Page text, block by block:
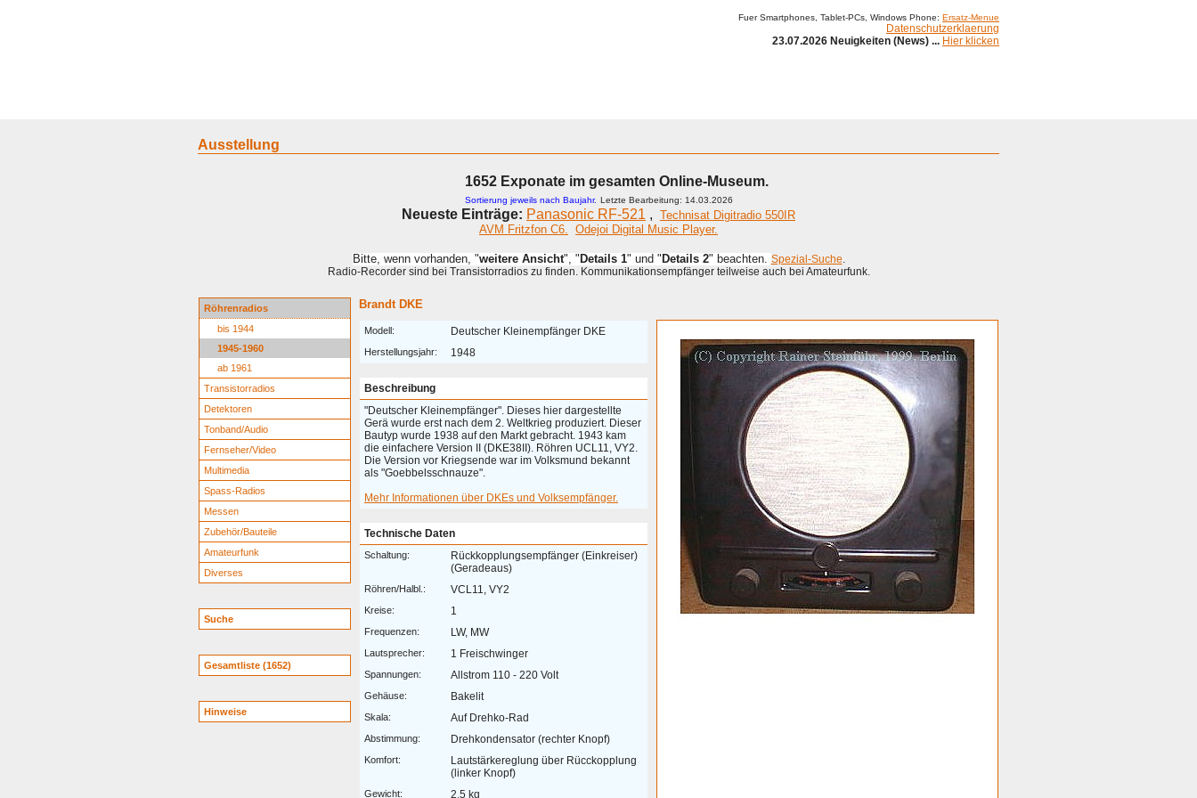
Fuer Smartphones, Tablet-PCs, Windows Phone: Ersatz-Menue
Datenschutzerklaerung
23.07.2026 Neuigkeiten (News) ... Hier klicken
Ausstellung
1652 Exponate im gesamten Online-Museum.
Sortierung jeweils nach Baujahr. Letzte Bearbeitung: 14.03.2026
Neueste Einträge: Panasonic RF-521 , Technisat Digitradio 550IR
AVM Fritzfon C6. Odejoi Digital Music Player.
Bitte, wenn vorhanden, "weitere Ansicht", " Details 1" und " Details 2" beachten. Spezial-Suche.
Radio-Recorder sind bei Transistorradios zu finden. Kommunikationsempfänger teilweise auch bei Amateurfunk.
Röhrenradios
bis 1944
1945-1960
ab 1961
Transistorradios
Detektoren
Tonband/Audio
Fernseher/Video
Multimedia
Spass-Radios
Messen
Zubehör/Bauteile
Amateurfunk
Diverses
Suche
Gesamtliste (1652)
Hinweise
Brandt DKE
Modell: Deutscher Kleinempfänger DKE
Herstellungsjahr: 1948
Beschreibung
"Deutscher Kleinempfänger". Dieses hier dargestellte
Gerä wurde erst nach dem 2. Weltkrieg produziert. Dieser
Bautyp wurde 1938 auf den Markt gebracht. 1943 kam
die einfachere Version II (DKE38II). Röhren UCL11, VY2.
Die Version vor Kriegsende war im Volksmund bekannt
als "Goebbelsschnauze".
Mehr Informationen über DKEs und Volksempfänger.
Technische Daten
Schaltung:
Rückkopplungsempfänger (Einkreiser)
(Geradeaus)
Röhren/Halbl.: VCL11, VY2
Kreise: 1
Frequenzen: LW, MW
Lautsprecher: 1 Freischwinger
Spannungen: Allstrom 110 - 220 Volt
Gehäuse: Bakelit
Skala: Auf Drehko-Rad
Abstimmung: Drehkondensator (rechter Knopf)
Komfort:
Lautstärkereglung über Rücckopplung
(linker Knopf)
Gewicht: 2,5 kg